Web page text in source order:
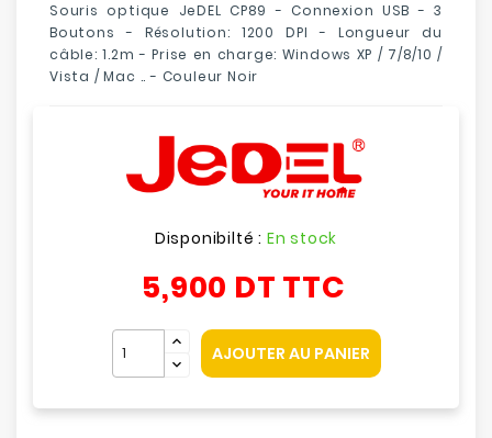
Souris optique JeDEL CP89 - Connexion USB - 3
Boutons - Résolution: 1200DPI - Longueur du
câble: 1.2m - Prise en charge: Windows XP / 7/8/10 /
Vista / Mac .. - Couleur Noir
Disponibilté : En stock
5,900 DT TTC
AJOUTER AU PANIER